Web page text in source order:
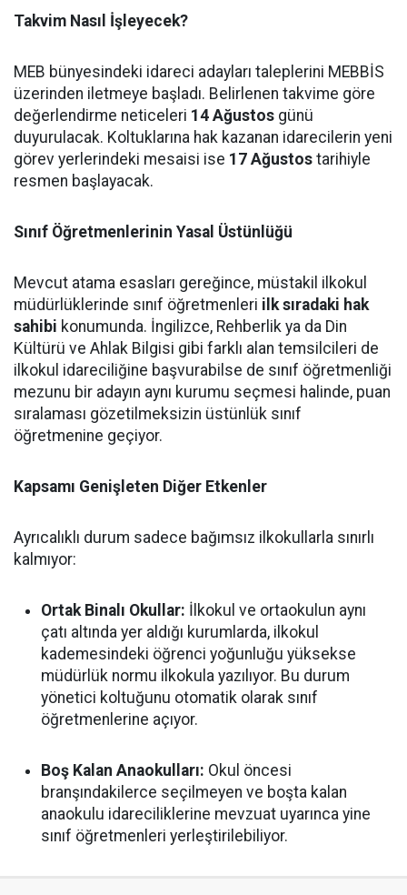
Takvim Nasıl İşleyecek?
MEB bünyesindeki idareci adayları taleplerini MEBBİS
üzerinden iletmeye başladı. Belirlenen takvime göre
değerlendirme neticeleri 14 Ağustos günü
duyurulacak. Koltuklarına hak kazanan idarecilerin yeni
görev yerlerindeki mesaisi ise 17 Ağustos tarihiyle
resmen başlayacak.
Sınıf Öğretmenlerinin Yasal Üstünlüğü
Mevcut atama esasları gereğince, müstakil ilkokul
müdürlüklerinde sınıf öğretmenleri ilk sıradaki hak
sahibi konumunda. İngilizce, Rehberlik ya da Din
Kültürü ve Ahlak Bilgisi gibi farklı alan temsilcileri de
ilkokul idareciliğine başvurabilse de sınıf öğretmenliği
mezunu bir adayın aynı kurumu seçmesi halinde, puan
sıralaması gözetilmeksizin üstünlük sınıf
öğretmenine geçiyor.
Kapsamı Genişleten Diğer Etkenler
Ayrıcalıklı durum sadece bağımsız ilkokullarla sınırlı
kalmıyor:
Ortak Binalı Okullar: İlkokul ve ortaokulun aynı
çatı altında yer aldığı kurumlarda, ilkokul
kademesindeki öğrenci yoğunluğu yüksekse
müdürlük normu ilkokula yazılıyor. Bu durum
yönetici koltuğunu otomatik olarak sınıf
öğretmenlerine açıyor.
Boş Kalan Anaokulları: Okul öncesi
branşındakilerce seçilmeyen ve boşta kalan
anaokulu idareciliklerine mevzuat uyarınca yine
sınıf öğretmenleri yerleştirilebiliyor.